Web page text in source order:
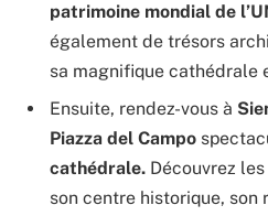
patrimoine mondial de
également de trésors
sa magnifique cathédrale
Ensuite, rendez-vous à
Piazza del Campo
cathédrale. Découvrez
son centre historique, son